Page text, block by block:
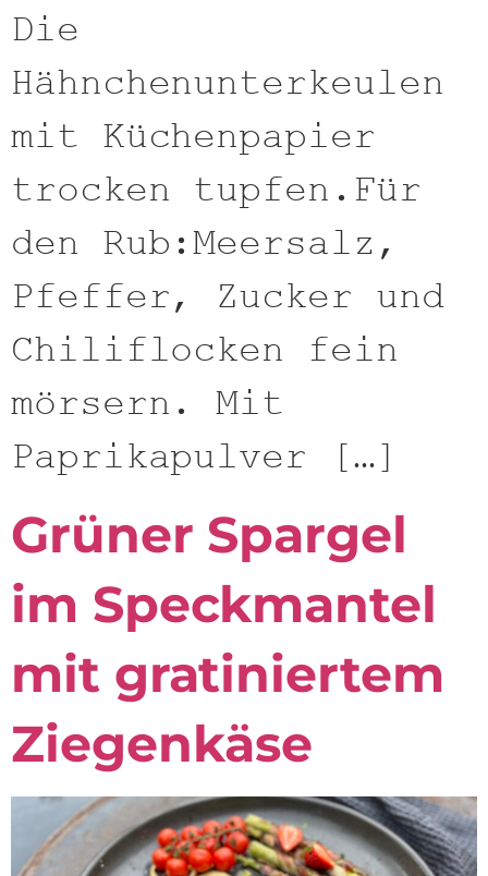
Die
Hähnchenunterkeulen
mit Küchenpapier
trocken tupfen.Für
den Rub:Meersalz,
Pfeffer, Zucker und
Chiliflocken fein
mörsern. Mit
Paprikapulver […]
Grüner Spargel
im Speckmantel
mit gratiniertem
Ziegenkäse